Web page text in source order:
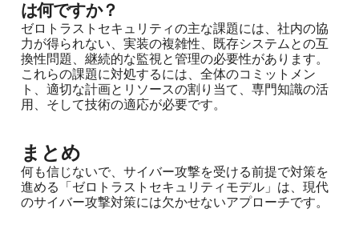
は何ですか？
ゼロトラストセキュリティの主な課題には、社内の協
力が得られない、実装の複雑性、既存システムとの互
換性問題、継続的な監視と管理の必要性があります。
これらの課題に対処するには、全体のコミットメン
ト、適切な計画とリソースの割り当て、専門知識の活
用、そして技術の適応が必要です。
まとめ
何も信じないで、サイバー攻撃を受ける前提で対策を
進める「ゼロトラストセキュリティモデル」は、現代
のサイバー攻撃対策には欠かせないアプローチです。